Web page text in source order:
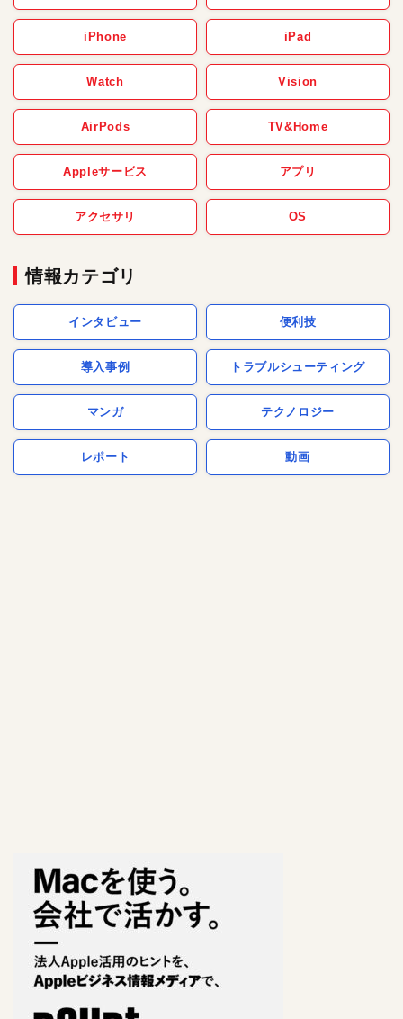
iPhone iPad
Watch Vision
AirPods TV&Home
Appleサービス アプリ
アクセサリ OS
情報カテゴリ
インタビュー 便利技
導入事例 トラブルシューティング
マンガ テクノロジー
レポート 動画